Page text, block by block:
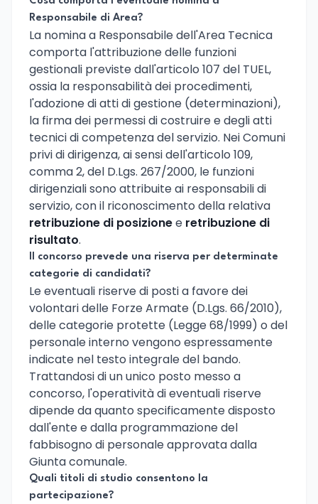
Responsabile di Area?
La nomina a Responsabile dell'Area Tecnica
comporta l'attribuzione delle funzioni
gestionali previste dall'articolo 107 del TUEL,
ossia la responsabilità dei procedimenti,
l'adozione di atti di gestione (determinazioni),
la firma dei permessi di costruire e degli atti
tecnici di competenza del servizio. Nei Comuni
privi di dirigenza, ai sensi dell'articolo 109,
comma 2, del D.Lgs. 267/2000, le funzioni
dirigenziali sono attribuite ai responsabili di
servizio, con il riconoscimento della relativa
retribuzione di posizionee retribuzione di
risultato.
Il concorso prevede una riserva per determinate
categorie di candidati?
Le eventuali riserve di posti a favore dei
volontari delle Forze Armate (D.Lgs. 66/2010),
delle categorie protette (Legge 68/1999) o del
personale interno vengono espressamente
indicate nel testo integrale del bando.
Trattandosi di un unico posto messo a
concorso, l'operatività di eventuali riserve
dipende da quanto specificamente disposto
dall'ente e dalla programmazione del
fabbisogno di personale approvata dalla
Giunta comunale.
Quali titoli di studio consentono la
partecipazione?